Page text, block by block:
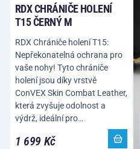
RDX CHRÁNIČE HOLENÍ
T15 ČERNÝ M
RDX Chrániče holení T15:
Nepřekonatelná ochrana pro
vaše nohy! Tyto chrániče
holení jsou díky vrstvě
ConVEX Skin Combat Leather,
která zvyšuje odolnost a
výdrž, ideální pro…
1 699 Kč